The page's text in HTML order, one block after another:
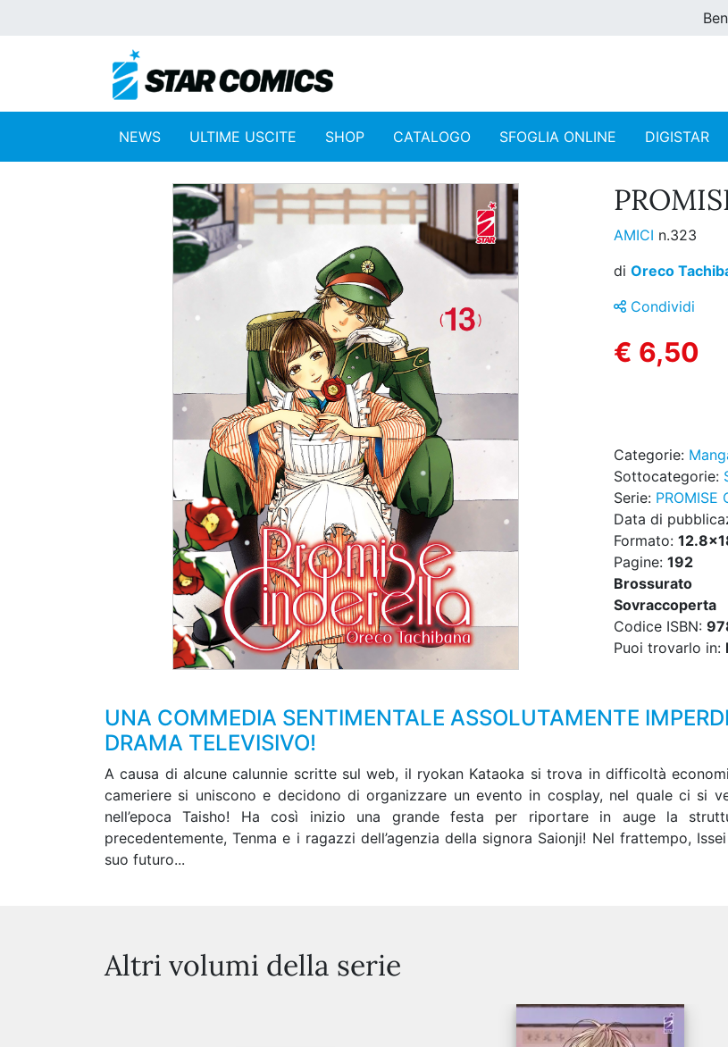
NEWS ULTIME USCITE SHOP CATALOGO SFOGLIA ONLINE DIGISTAR
AMICI n.323
di Oreco
Condividi
€ 6,50
Categorie:
Sottocategorie:
Serie: PROMISE
Data di
Formato:
Pagine: 192
Brossurato
Sovraccoperta
Codice ISBN:
Puoi trovarlo in:
UNA COMMEDIA SENTIMENTALE ASSOLUTAMENTE
DRAMA TELEVISIVO!
A causa di alcune calunnie scritte sul web, il ryokan Kataoka si trova in difficoltà
cameriere si uniscono e decidono di organizzare un evento in cosplay, nel quale ci si
nell’epoca Taisho! Ha così inizio una grande festa per riportare in auge la
precedentemente, Tenma e i ragazzi dell’agenzia della signora Saionji! Nel frattempo,
suo futuro...
Altri volumi della serie